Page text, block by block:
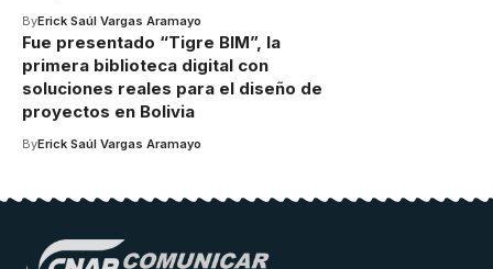
ByErick Saúl Vargas Aramayo
Fue presentado “Tigre BIM”, la
primera biblioteca digital con
soluciones reales para el diseño de
proyectos en Bolivia
ByErick Saúl Vargas Aramayo